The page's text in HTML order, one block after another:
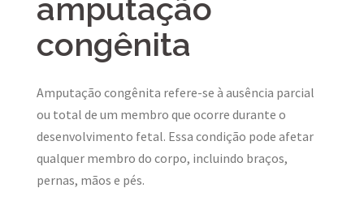
amputação
congênita
Amputação congênita refere-se à ausência parcial
ou total de um membro que ocorre durante o
desenvolvimento fetal. Essa condição pode afetar
qualquer membro do corpo, incluindo braços,
pernas, mãos e pés.